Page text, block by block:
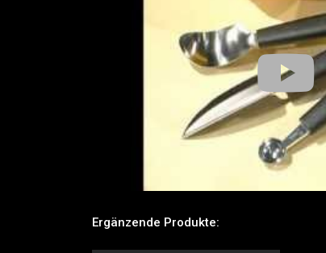
Ergänzende Produkte: